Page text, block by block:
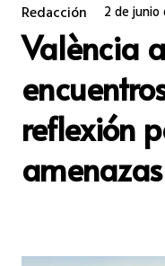
Redacción 2 de
València
reflexión